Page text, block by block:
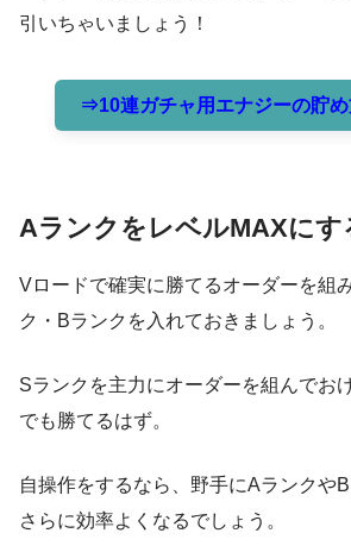
引いちゃいましょう！
⇒10連ガチャ用エナジーの貯
AランクをレベルMAXにす
Vロードで確実に勝てるオーダーを組
ク・Bランクを入れておきましょう。
Sランクを主力にオーダーを組んでお
でも勝てるはず。
自操作をするなら、野手にAランクや
さらに効率よくなるでしょう。